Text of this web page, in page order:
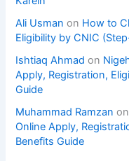
Ali Usman on How to
Eligibility by CNIC
Ishtiaq Ahmad on
Apply, Registration,
Guide
Muhammad Ramzan on
Online Apply,
Benefits Guide